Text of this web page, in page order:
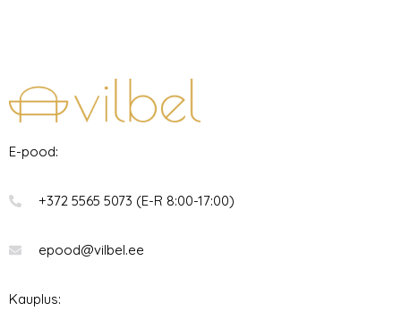
E-pood:
+372 5565 5073 (E-R 8:00-17:00)
epood@vilbel.ee
Kauplus: